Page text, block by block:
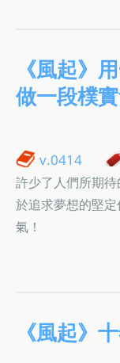
《風起》
做一段樸
v.0414
許少了人們所期
於追求夢想的堅
氣！
《風起》